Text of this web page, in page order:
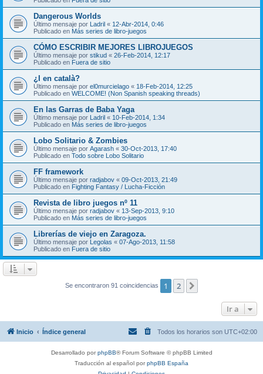
Dangerous Worlds
Último mensaje por Ladril « 12-Abr-2014, 0:46
Publicado en Más series de libro-juegos
CÓMO ESCRIBIR MEJORES LIBROJUEGOS
Último mensaje por stikud « 26-Feb-2014, 12:17
Publicado en Fuera de sitio
¿I en català?
Último mensaje por el0murcielago « 18-Feb-2014, 12:25
Publicado en WELCOME! (Non Spanish speaking threads)
En las Garras de Baba Yaga
Último mensaje por Ladril « 10-Feb-2014, 1:34
Publicado en Más series de libro-juegos
Lobo Solitario & Zombies
Último mensaje por Agarash « 30-Oct-2013, 17:40
Publicado en Todo sobre Lobo Solitario
FF framework
Último mensaje por radjabov « 09-Oct-2013, 21:49
Publicado en Fighting Fantasy / Lucha-Ficción
Revista de libro juegos nº 11
Último mensaje por radjabov « 13-Sep-2013, 9:10
Publicado en Más series de libro-juegos
Librerías de viejo en Zaragoza.
Último mensaje por Legolas « 07-Ago-2013, 11:58
Publicado en Fuera de sitio
Se encontraron 91 coincidencias 1 2
Ir a
Inicio Índice general Todos los horarios son UTC+02:00
Desarrollado porphpBB® Forum Software © phpBB Limited
Traducción al español porphpBB España